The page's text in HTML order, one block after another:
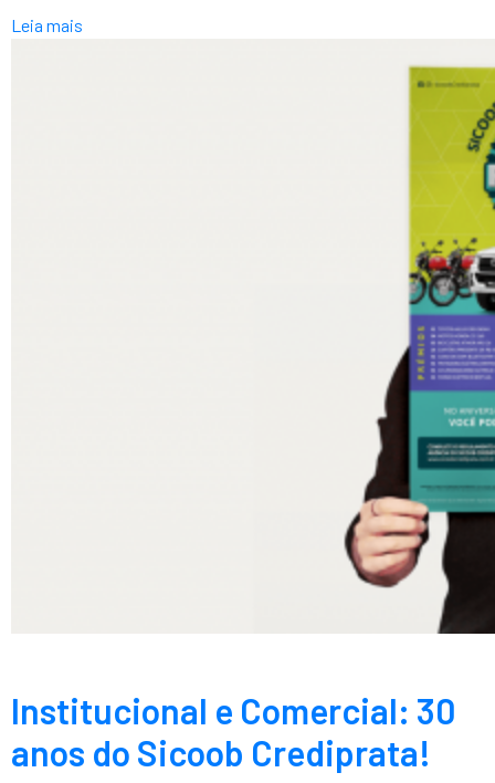
Leia mais
Institucional e Comercial: 30
anos do Sicoob Crediprata!